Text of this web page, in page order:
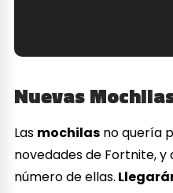
Nuevas
Las mochilas no quería
novedades de Fortnite, y
número de ellas.